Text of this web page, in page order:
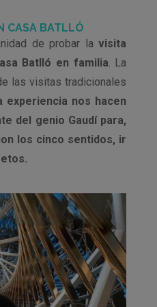
CASA BATLLÓ
de probar la visita
Batlló en familia. La
las visitas tradicionales
experiencia nos hacen
del genio Gaudí para,
los cinco sentidos, ir